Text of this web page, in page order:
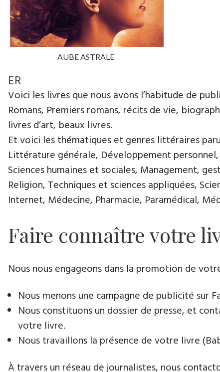
AUBE ASTRALE
ER
Voici les livres que nous avons l’habitude de
Romans, Premiers romans, récits de vie,
livres d’art, beaux livres.
Et voici les thématiques et genres littéraires
Littérature générale, Développement
Sciences humaines et sociales, Management,
Religion, Techniques et sciences appliquées,
Internet, Médecine, Pharmacie, Paramédical,
Faire connaître votre
Nous nous engageons dans la promotion de
Nous menons une campagne de publicité sur
Nous constituons un dossier de presse, et
votre livre.
Nous travaillons la présence de votre livre
À travers un réseau de journalistes, nous